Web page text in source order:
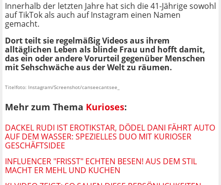
Innerhalb der letzten Jahre hat sich die 41-Jährige sowohl
auf TikTok als auch auf Instagram einen Namen
gemacht.
Dort teilt sie regelmäßig Videos aus ihrem
alltäglichen Leben als blinde Frau und hofft damit,
das ein oder andere Vorurteil gegenüber Menschen
mit Sehschwäche aus der Welt zu räumen.
Titelfoto: Instagram/Screenshot/canseecantsee_
Mehr zum Thema Kurioses:
DACKEL RUDI IST EROTIKSTAR, DÖDEL DANI FÄHRT AUTO
AUF DEM WASSER: SPEZIELLES DUO MIT KURIOSER
GESCHÄFTSIDEE
INFLUENCER "FRISST" ECHTEN BESEN! AUS DEM STIL
MACHT ER MEHL UND KUCHEN